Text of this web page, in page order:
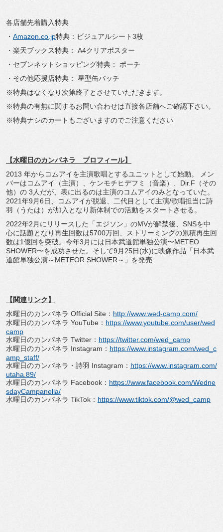
各店舗先着購入特典
・ Amazon.co.jp特典：ビジュアルシート3枚
・楽天ブックス特典： A4クリアポスター
・セブンネットショッピング特典： ポーチ
・その他応援店特典： 星型缶バッチ
※特典はなくなり次第終了とさせていただきます。
※特典の有無に関するお問い合わせは直接各店舗へご確認下さい。
※特典ナシのカートもございますのでご注意ください
【水曜日のカンパネラ プロフィール】
2013 年からコムアイを主演歌唱とするユニットとして始動。 メン
バーはコムアイ（主演）、ケンモチヒデフミ（音楽）、Dir.F（その
他）の 3人だが、表に出るのは主演のコムアイのみとなっていた。
2021年9月6日、コムアイが脱退、二代目として主演/歌唱担当に詩
羽（うたは）が加入となり新体制での活動をスタートさせる。
2022年2月にリリースした「エジソン」のMVが解禁後、SNSを中
心に話題となり再生回数は5700万回、ストリーミングの累積再生回
数は1億回を突破。今年3月には日本武道館単独公演〜METEO
SHOWER〜を成功させた。そして9月25日(水)に映像作品「日本武
道館単独公演～METEOR SHOWER～」を発売
【関連リンク】
水曜日のカンパネラ Official Site： http://www.wed-camp.com/
水曜日のカンパネラ YouTube： https://www.youtube.com/user/wed
camp
水曜日のカンパネラ Twitter： https://twitter.com/wed_camp
水曜日のカンパネラ Instagram： https://www.instagram.com/wed_c
amp_staff/
水曜日のカンパネラ・詩羽 Instagram： https://www.instagram.com/
utaha.89/
水曜日のカンパネラ Facebook： https://www.facebook.com/Wedne
sdayCampanella/
水曜日のカンパネラ TikTok： https://www.tiktok.com/@wed_camp